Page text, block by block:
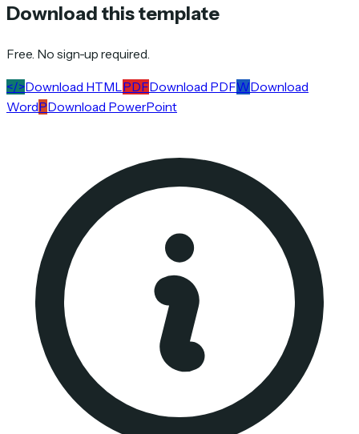
Download this template
Free. No sign-up required.
</>Download HTML PDFDownload PDFWDownload
WordPDownload PowerPoint